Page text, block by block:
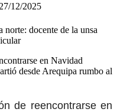
27/12/2025
en Navidad
desde Arequipa rumbo al
de reencontrarse en